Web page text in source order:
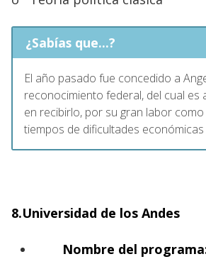
¿Sabías que...?
El año pasado fue concedido a
reconocimiento federal, del cual es
en recibirlo, por su gran labor
tiempos de dificultades
8.Universidad de los Andes
Nombre del